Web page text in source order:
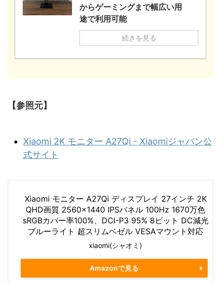
からゲーミングまで幅広い用
途で利用可能
続きを見る
【参照元】
Xiaomi 2K モニター A27Qi - Xiaomiジャパン公
式サイト
Xiaomi モニター A27Qi ディスプレイ 27インチ 2K
QHD画質 2560×1440 IPSパネル 100Hz 1670万色
sRGBカバー率100%、DCI-P3 95% 8ビット DC減光
ブルーライト 超スリムベゼル VESAマウント対応
xiaomi(シャオミ)
Amazonで見る